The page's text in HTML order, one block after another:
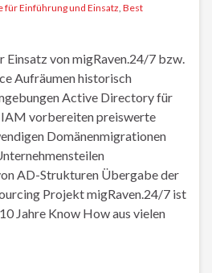
für Einführung und Einsatz Best
Einsatz von migRaven.24/7 bzw.
Aufräumen historisch
Active Directory für
IAM vorbereiten preiswerte
Domänenmigrationen
AD-Strukturen Übergabe der
Projekt migRaven.24/7 ist
Jahre Know How aus vielen